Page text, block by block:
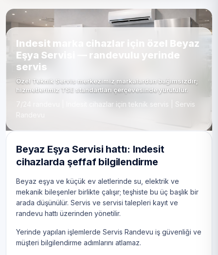
Indesit marka cihazlar için özel Beyaz
Eşya Servisi — randevulu yerinde
servis
Özel Teknik Servis merkezimiz markalardan bağımsızdır;
hizmetlerimiz TSE standartları çerçevesinde yürütülür.
7/24 randevu | Indesit cihazlar için teknik servis | Servis
Beyaz Eşya Servisi hattı: Indesit
cihazlarda şeffaf bilgilendirme
Beyaz eşya ve küçük ev aletlerinde su, elektrik ve
mekanik bileşenler birlikte çalışır; teşhiste bu üç başlık bir
arada düşünülür. Servis ve servisi talepleri kayıt ve
randevu hattı üzerinden yönetilir.
Yerinde yapılan işlemlerde Servis Randevu iş güvenliği ve
müşteri bilgilendirme adımlarını atlamaz.